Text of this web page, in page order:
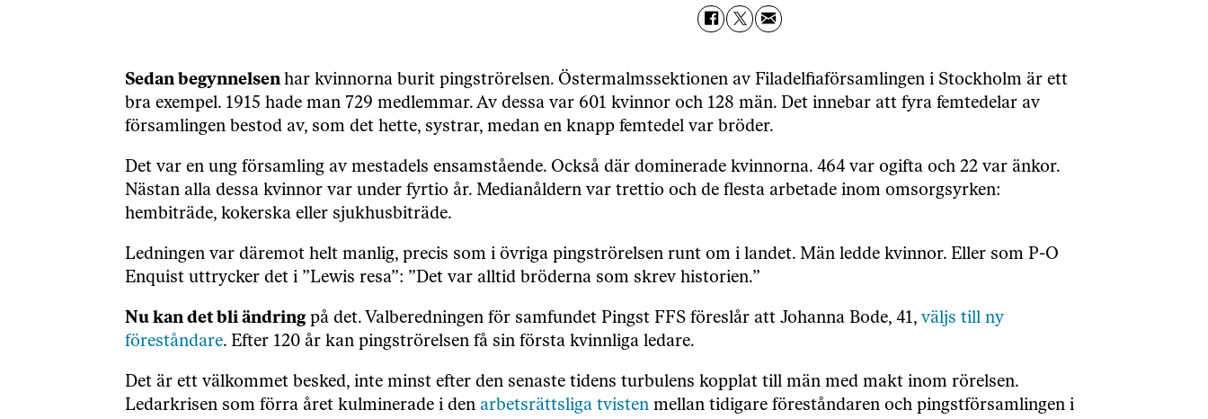
Sedan begynnelsenhar kvinnorna burit pingströrelsen. Östermalmssektionen av Filadelfiaförsamlingen i Stockholm är ett
bra exempel. 1915 hade man 729 medlemmar. Av dessa var 601 kvinnor och 128 män. Det innebar att fyra femtedelar av
församlingen bestod av, som det hette, systrar, medan en knapp femtedel var bröder.
Det var en ung församling av mestadels ensamstående. Också där dominerade kvinnorna. 464 var ogifta och 22 var änkor.
Nästan alla dessa kvinnor var under fyrtio år. Medianåldern var trettio och de flesta arbetade inom omsorgsyrken:
hembiträde, kokerska eller sjukhusbiträde.
Ledningen var däremot helt manlig, precis som i övriga pingströrelsen runt om i landet. Män ledde kvinnor. Eller som P-O
Enquist uttrycker det i ”Lewis resa”: ”Det var alltid bröderna som skrev historien.”
Nu kan det bli ändringpå det. Valberedningen för samfundet Pingst FFS föreslår att Johanna Bode, 41,väljs till ny
föreståndare. Efter 120 år kan pingströrelsen få sin första kvinnliga ledare.
Det är ett välkommet besked, inte minst efter den senaste tidens turbulens kopplat till män med makt inom rörelsen.
Ledarkrisen som förra året kulminerade i den arbetsrättsliga tvisten mellan tidigare föreståndaren och pingstförsamlingen i